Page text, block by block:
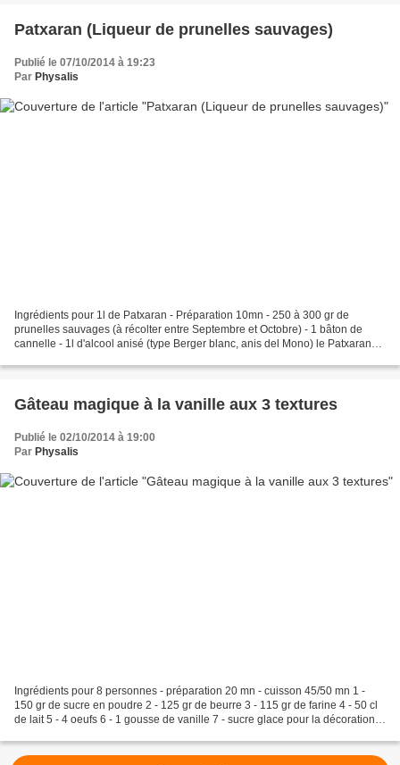
Patxaran (Liqueur de prunelles sauvages)
Publié le 07/10/2014 à 19:23
Par Physalis
Ingrédients pour 1l de Patxaran - Préparation 10mn - 250 à 300 gr de
prunelles sauvages (à récolter entre Septembre et Octobre) - 1 bâton de
cannelle - 1l d'alcool anisé (type Berger blanc, anis del Mono) le Patxaran
Gâteau magique à la vanille aux 3 textures
Publié le 02/10/2014 à 19:00
Par Physalis
Ingrédients pour 8 personnes - préparation 20 mn - cuisson 45/50 mn 1 -
150 gr de sucre en poudre 2 - 125 gr de beurre 3 - 115 gr de farine 4 - 50 cl
de lait 5 - 4 oeufs 6 - 1 gousse de vanille 7 - sucre glace pour la décoration